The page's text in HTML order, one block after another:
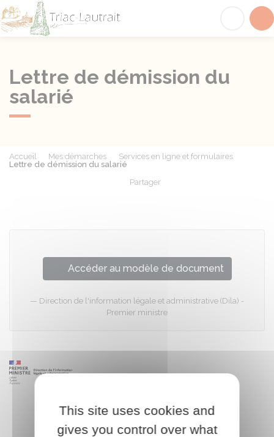
Lettre de démission du
salarié
Accueil Mes démarches
Services en ligne et formulaires
Lettre de démission du salarié
Partager
Accéder au modèle de document
Direction de l'information légale et administrative (Dila) -
Premier ministre
This site uses cookies and
gives you control over what